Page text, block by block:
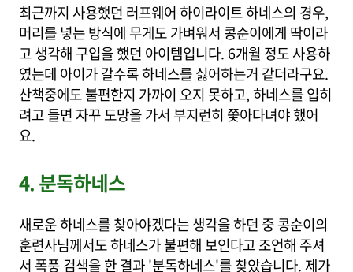
최근까지 사용했던 러프웨어 하이라이트 하네스의 경우,
머리를 넣는 방식에 무게도 가벼워서 콩순이에게 딱이라
고 생각해 구입을 했던 아이템입니다. 6개월 정도 사용하
였는데 아이가 갈수록 하네스를 싫어하는거 같더라구요.
산책중에도 불편한지 가까이 오지 못하고, 하네스를 입히
려고 들면 자꾸 도망을 가서 부지런히 쫓아다녀야 했어
요.
4. 분독하네스
새로운 하네스를 찾아야겠다는 생각을 하던 중 콩순이의
훈련사님께서도 하네스가 불편해 보인다고 조언해 주셔
서 폭풍 검색을 한 결과 '분독하네스'를 찾았습니다. 제가